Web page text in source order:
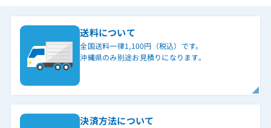
送料について
全国送料一律1,100円（税込）です。
沖縄県のみ別途お見積りになります。
決済方法について